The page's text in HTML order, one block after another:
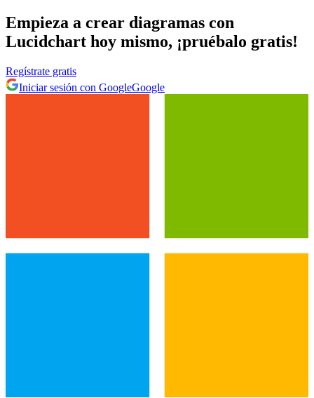
Empieza a crear diagramas con
Lucidchart hoy mismo, ¡pruébalo gratis!
Regístrate gratis
Iniciar sesión con GoogleGoogle